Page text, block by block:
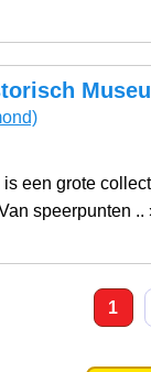
is een grote
speerpunten ..
1